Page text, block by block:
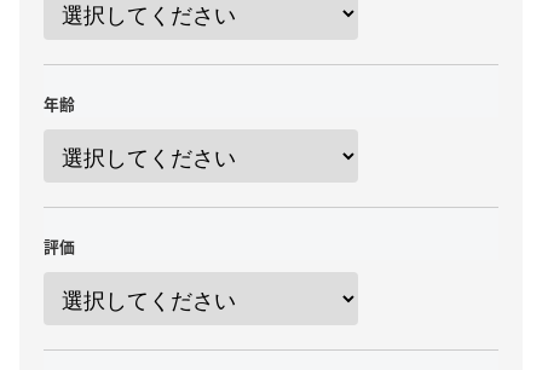
年齢
評価